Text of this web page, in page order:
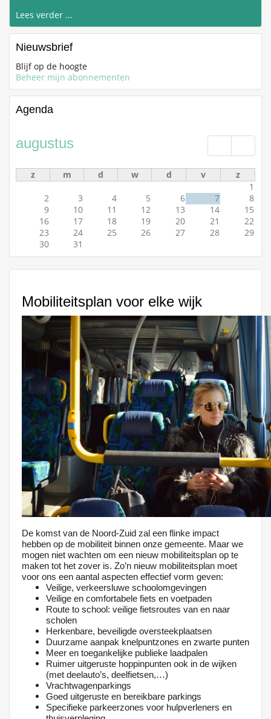
Lees verder ...
Nieuwsbrief
Blijf op de hoogte
Beheer mijn abonnementen
Agenda
augustus
z m d w d v
z
1
2
3 4 5 6 7
8
9
10 11 12 13 14
15
16
17 18 19 20 21
22
23
24 25 26 27 28
29
30
31
Mobiliteitsplan voor elke wijk
De komst van de Noord-Zuid zal een flinke impact
hebben op de mobiliteit binnen onze gemeente. Maar we
mogen niet wachten om een nieuw mobiliteitsplan op te
maken tot het zover is. Zo’n nieuw mobiliteitsplan moet
voor ons een aantal aspecten effectief vorm geven:
Veilige, verkeersluwe schoolomgevingen
Veilige en comfortabele fiets en voetpaden
Route to school: veilige fietsroutes van en naar
scholen
Herkenbare, beveiligde oversteekplaatsen
Duurzame aanpak knelpuntzones en zwarte punten
Meer en toegankelijke publieke laadpalen
Ruimer uitgeruste hoppinpunten ook in de wijken
(met deelauto’s, deelfietsen,…)
Vrachtwagenparkings
Goed uitgeruste en bereikbare parkings
Specifieke parkeerzones voor hulpverleners en